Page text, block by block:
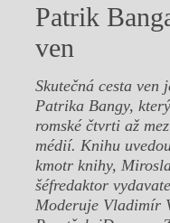
Patrik
ven
Skutečná cesta
Patrika Bangy,
romské čtvrti až
médií. Knihu
kmotr knihy,
šéfredaktor
Moderuje Vladimír